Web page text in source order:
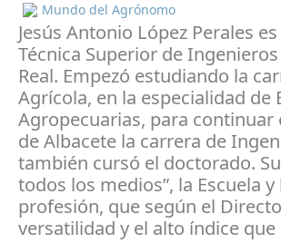
Mundo del Agrónomo
Jesús Antonio López Perales
Técnica Superior de
Real. Empezó estudiando la
Agrícola, en la especialidad de
Agropecuarias, para continuar
de Albacete la carrera de
también cursó el doctorado.
todos los medios”, la Escuela
profesión, que según el
versatilidad y el alto índice